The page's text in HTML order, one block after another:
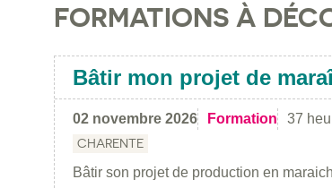
FORMATIONS À
Bâtir mon projet de
02 novembre 2026 Formation 37
CHARENTE
Bâtir son projet de production en